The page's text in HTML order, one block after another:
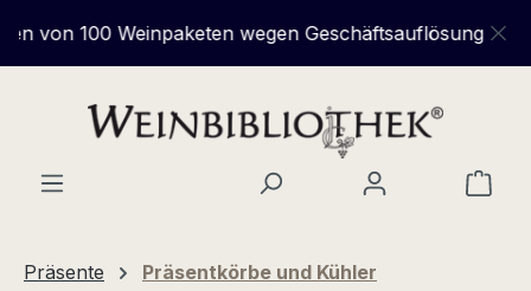
Zum Hauptinhalt springen
Weinpaketen wegen Geschäftsauflösung - sparen Sie
Präsente Präsentkörbe und Kühler